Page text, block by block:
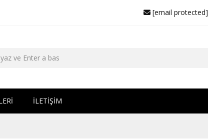
[email protected]
İLETİŞİM